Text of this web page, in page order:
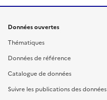
Données ouvertes
Thématiques
Données de référence
Catalogue de données
Suivre les publications des données